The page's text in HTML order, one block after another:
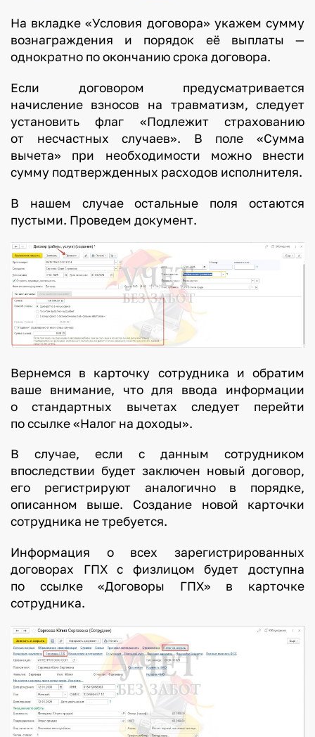
На вкладке «Условия договора» укажем сумму
вознаграждения и порядок её выплаты —
однократно по окончанию срока договора.
Если договором предусматривается
начисление взносов на травматизм, следует
установить флаг «Подлежит страхованию
от несчастных случаев». В поле «Сумма
вычета» при необходимости можно внести
сумму подтвержденных расходов исполнителя.
В нашем случае остальные поля остаются
пустыми. Проведем документ.
Вернемся в карточку сотрудника и обратим
ваше внимание, что для ввода информации
о стандартных вычетах следует перейти
по ссылке «Налог на доходы».
В случае, если с данным сотрудником
впоследствии будет заключен новый договор,
его регистрируют аналогично в порядке,
описанном выше. Создание новой карточки
сотрудника не требуется.
Информация о всех зарегистрированных
договорах ГПХ с физлицом будет доступна
по ссылке «Договоры ГПХ» в карточке
сотрудника.